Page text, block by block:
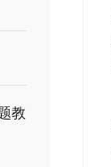
教